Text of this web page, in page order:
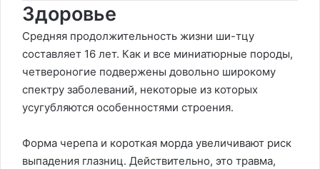
Здоровье
Средняя продолжительность жизни ши-тцу
составляет 16 лет. Как и все миниатюрные породы,
четвероногие подвержены довольно широкому
спектру заболеваний, некоторые из которых
усугубляются особенностями строения.
Форма черепа и короткая морда увеличивают риск
выпадения глазниц. Действительно, это травма,